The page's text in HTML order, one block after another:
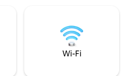
Wi-Fi